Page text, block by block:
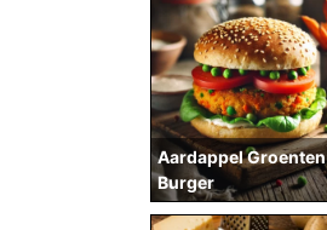
Aardappel Groenten
Burger